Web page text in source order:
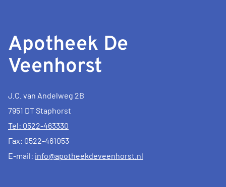
Apotheek De
Veenhorst
J.C. van Andelweg 2B
7951 DT Staphorst
Tel: 0522-463330
Fax: 0522-461053
E-mail: info@apotheekdeveenhorst.nl